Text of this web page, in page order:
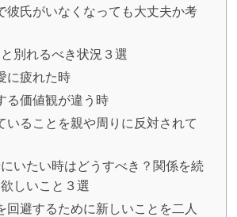
彼氏がいなくなっても大丈夫か考
別れるべき状況３選
に疲れた時
る価値観が違う時
いることを親や周りに反対されて
いたい時はどうすべき？関係を続
しいこと３選
回避するために新しいことを二人